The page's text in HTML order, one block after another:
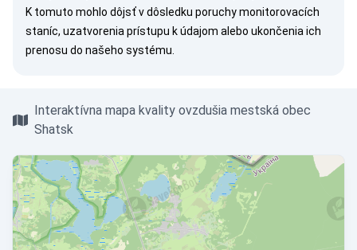
K tomuto mohlo dôjsť v dôsledku poruchy monitorovacích
staníc, uzatvorenia prístupu k údajom alebo ukončenia ich
prenosu do našeho systému.
Interaktívna mapa kvality ovzdušia mestská obec
Shatsk